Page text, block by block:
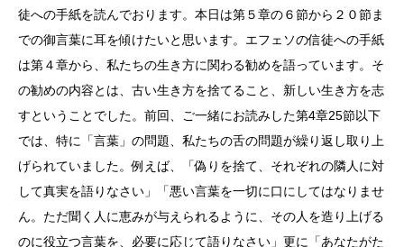
徒への手紙を読んでおります。本日は第５章の６節から２０節ま
での御言葉に耳を傾けたいと思います。エフェソの信徒への手紙
は第４章から、私たちの生き方に関わる勧めを語っています。そ
の勧めの内容とは、古い生き方を捨てること、新しい生き方を志
すということでした。前回、ご一緒にお読みした第4章25節以下
では、特に「言葉」の問題、私たちの舌の問題が繰り返し取り上
げられていました。例えば、「偽りを捨て、それぞれの隣人に対
して真実を語りなさい」「悪い言葉を一切に口にしてはなりませ
ん。ただ聞く人に恵みが与えられるように、その人を造り上げる
のに役立つ言葉を、必要に応じて語りなさい」更に「あなたがた